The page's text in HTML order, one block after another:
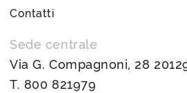
Contatti
Sede centrale
Via G. Compagnoni, 28
T. 800 821979